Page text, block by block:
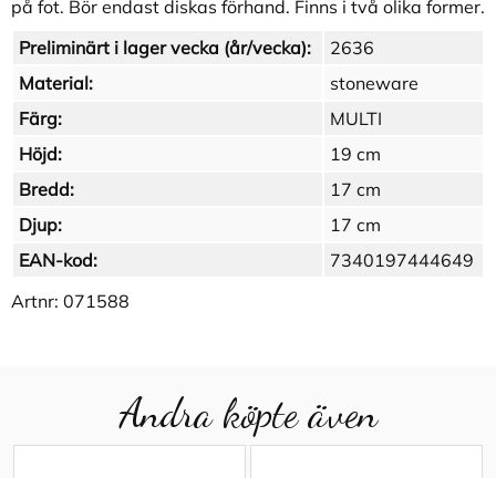
på fot. Bör endast diskas förhand. Finns i två olika former.
Preliminärt i lager vecka (år/vecka):
2636
Material:
stoneware
Färg:
MULTI
Höjd:
19 cm
Bredd:
17 cm
Djup:
17 cm
EAN-kod:
7340197444649
Artnr: 071588
Andra köpte även